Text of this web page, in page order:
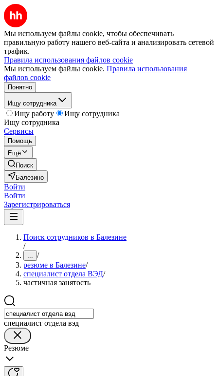
Мы используем файлы cookie, чтобы обеспечивать
правильную работу нашего веб-сайта и анализировать сетевой
трафик.
Правила использования файлов cookie
Мы используем файлы cookie. Правила использования
файлов cookie
Понятно
Ищу сотрудника
Ищу работу
Ищу сотрудника
Ищу сотрудника
Сервисы
Помощь
Ещё
Поиск
Балезино
Войти
Войти
Зарегистрироваться
Поиск сотрудников в Балезине
/
... /
резюме в Балезине/
специалист отдела ВЭД/
частичная занятость
специалист отдела вэд
Резюме